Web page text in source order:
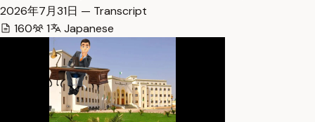
2026年7月31日 — Transcript
160
1 Japanese